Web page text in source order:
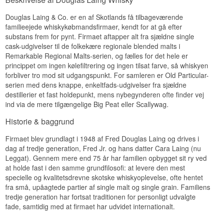
Sherry-lagret · Tørret frugt · Malt · Chokolade ·
Krydret
Vidste du at?
Premier Barrel-serien kommer i keramikkander
med skruelåg — et valg der beskytter whiskyen
mod lys og gør flasken svær at forveksle med
andet. Kanderne bliver samlet på i sig selv, netop
fordi de ser ud som noget fra et andet
århundrede.
Se hele vores udvalg afDailuaine Whisky
Se hele vores udvalg afDouglas Laing Whisky
ABV: 48,4 %
Størrelse: 70 CL
Ikke koldfiltreret: Ja
Naturlig farve: Ja
Destilleret: 2003
Aftappet: 2021
Antal flasker: 788
Edition: Old Particular
EAN nr.: 5014218818635
Smagsprofil
Blød · Cremet · Let · Elegant
North British er i dag ejet i fællesskab af Diageo
og Edrington Group gennem selskabet Lothian
Distillers – to konkurrenter, der deler ét destilleri.
Se hele vores udvalg afNorth British
Lyt til vores podcast:
Smagsnoter
Næse
Sod og brændeovnsglas, tørret tang og en skarp
medicinsk kant. Under røgen ligger citron, vanilje
og en let sødme.
Smag
Højoktan tørverøg med havsalt, peber og ristet
byg. De 52,8 % giver et fast greb, og der er en tør,
næsten kridtagtig mineralitet i midten.
Lang og tør med aske, salt og et strejf af vanilje til
sidst.
Specifikationer
Navn: Big Peat Christmas Edition 2021 Douglas
Laing Blended Malt Whisky 52,8%
Aftapper:Douglas Laing
Region/Land: Islay, Skotland
Type: Islay Blended Malt Scotch Whisky
Douglas Laing & Co. er en af Skotlands få tilbageværende
familieejede whiskykøbmandsfirmaer, kendt for at gå efter
substans frem for pynt. Firmaet aftapper alt fra sjældne single
cask-udgivelser til de folkekære regionale blended malts i
Remarkable Regional Malts-serien, og fælles for det hele er
princippet om ingen kølefiltrering og ingen tilsat farve, så whiskyen
forbliver tro mod sit udgangspunkt. For samleren er Old Particular-
serien med dens knappe, enkeltfads-udgivelser fra sjældne
destillerier et fast holdepunkt, mens nybegynderen ofte finder vej
ind via de mere tilgængelige Big Peat eller Scallywag.
Historie & baggrund
Firmaet blev grundlagt i 1948 af Fred Douglas Laing og drives i
dag af tredje generation, Fred Jr. og hans datter Cara Laing (nu
Leggat). Gennem mere end 75 år har familien opbygget sit ry ved
at holde fast i den samme grundfilosofi: at levere den mest
specielle og kvalitetsdrevne skotske whiskyoplevelse, ofte hentet
fra små, upåagtede partier af single malt og single grain. Familiens
tredje generation har fortsat traditionen for personligt udvalgte
fade, samtidig med at firmaet har udvidet internationalt.